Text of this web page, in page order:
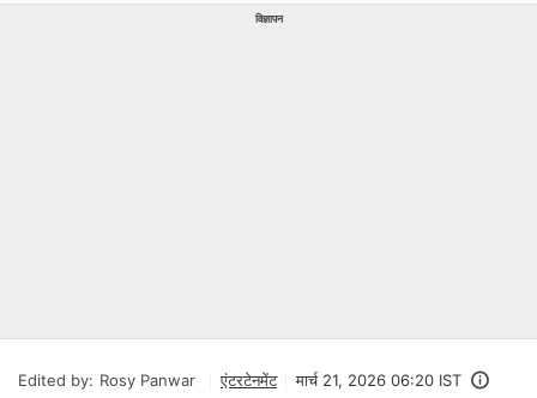
विज्ञापन
Edited by: Rosy Panwar एंटरटेनमेंट मार्च 21, 2026 06:20 IST